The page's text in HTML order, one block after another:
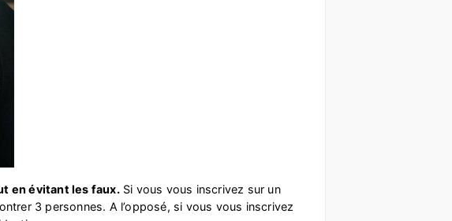
en évitant les faux.Si vous vous inscrivez sur un
3 personnes. A l’opposé, si vous vous inscrivez